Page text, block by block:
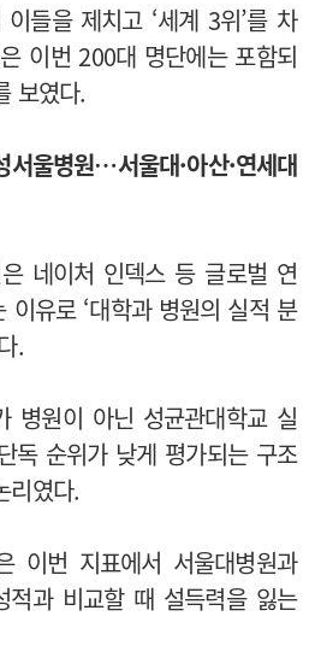
들을 제치고 ‘세계 3위’를 차
이번 200대 명단에는 포함되
보였다.
서울병원…서울대·아산·연세대
네이처 인덱스 등 글로벌 연
이유로 ‘대학과 병원의 실적 분
.
병원이 아닌 성균관대학교 실
독 순위가 낮게 평가되는 구조
리였다.
이번 지표에서 서울대병원과
적과 비교할 때 설득력을 잃는